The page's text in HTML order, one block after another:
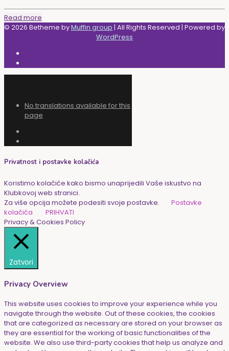
Read more
© 2026 Betheme byMuffin group | All Rights Reserved | Powered by
WordPress
No translations available for this
page
Privatnost i postavke kolačića
Koristimo kolačiće kako bismo unaprijedili Vaše iskustvo na
Klubkovoj web stranici.
Za više opcija možete podesiti svoje postavke.
Postavke
kolačića
PRIHVATI
Privacy & Cookies Policy
Zatvori
Privacy Overview
This website uses cookies to improve your experience while you
navigate through the website. Out of these cookies, the cookies
that are categorized as necessary are stored on your browser as
they are essential for the working of basic functionalities of the
website. We also use third-party cookies that help us analyze and